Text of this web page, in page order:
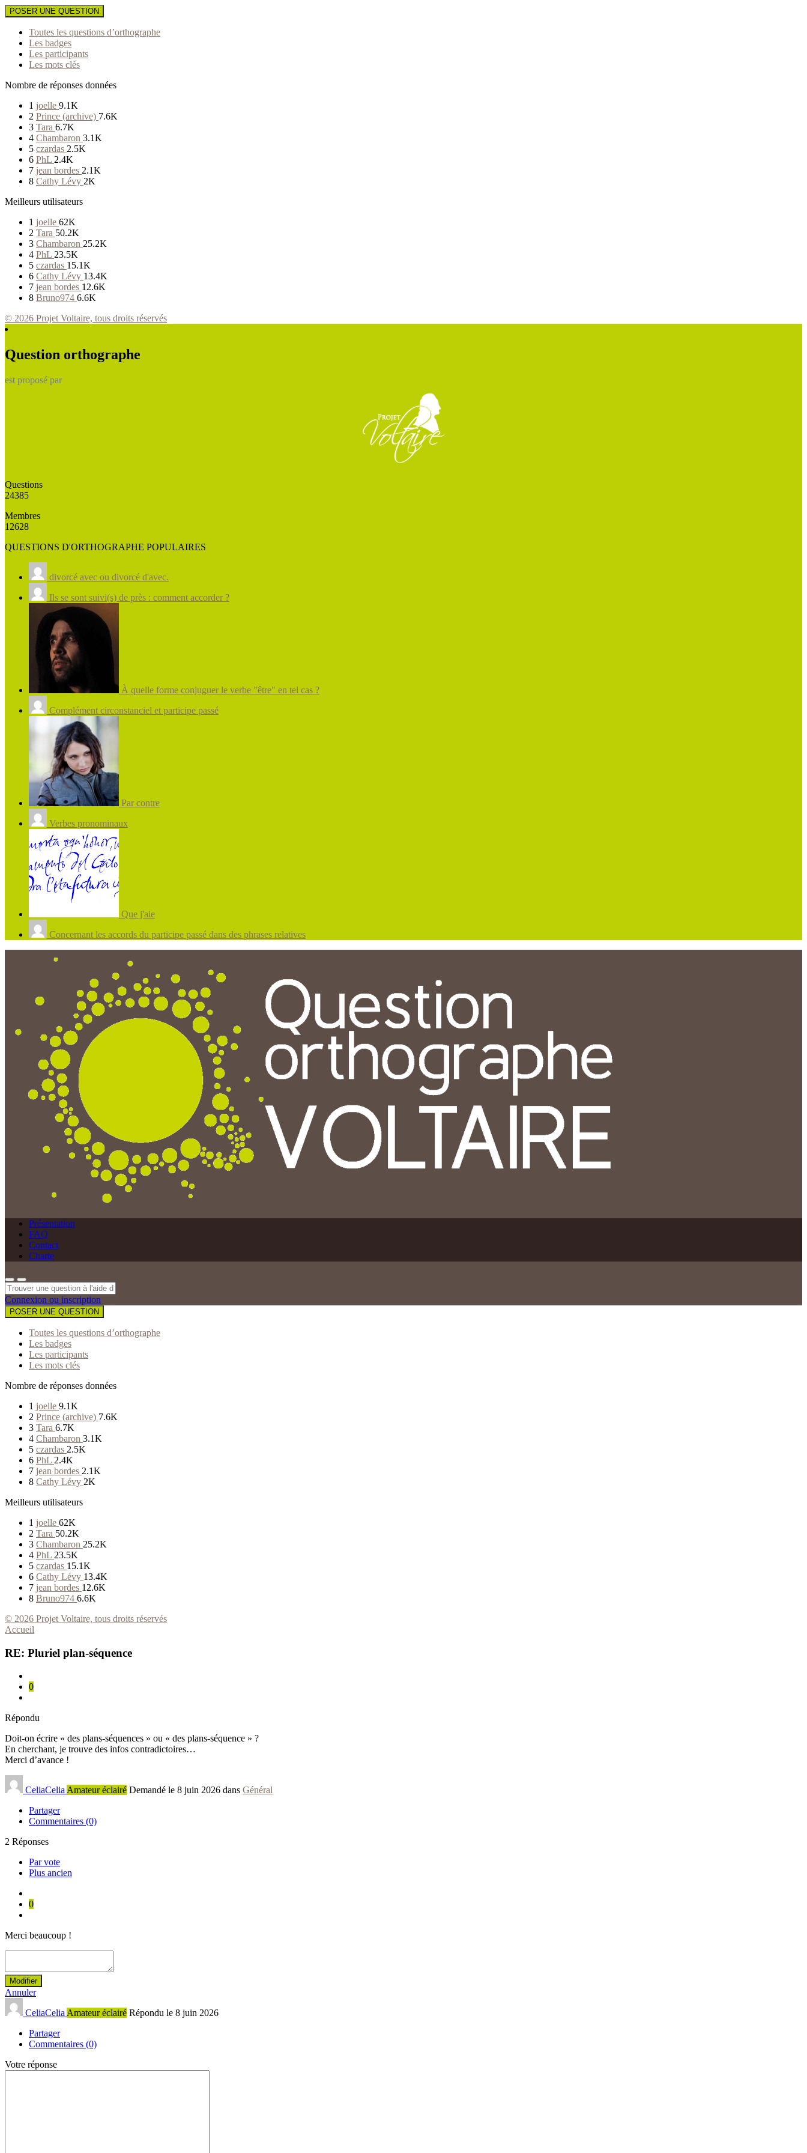
POSER UNE QUESTION
Toutes les questions d’orthographe
Les badges
Les participants
Les mots clés
Nombre de réponses données
1 joelle 9.1K
2 Prince (archive) 7.6K
3 Tara 6.7K
4 Chambaron 3.1K
5 czardas 2.5K
6 PhL 2.4K
7 jean bordes 2.1K
8 Cathy Lévy 2K
Meilleurs utilisateurs
1 joelle 62K
2 Tara 50.2K
3 Chambaron 25.2K
4 PhL 23.5K
5 czardas 15.1K
6 Cathy Lévy 13.4K
7 jean bordes 12.6K
8 Bruno974 6.6K
© 2026 Projet Voltaire, tous droits réservés
Question orthographe
est proposé par
Questions
24385
Membres
12628
QUESTIONS D'ORTHOGRAPHE POPULAIRES
divorcé avec ou divorcé d'avec.
Ils se sont suivi(s) de près : comment accorder ?
À quelle forme conjuguer le verbe "être" en tel cas ?
Complément circonstanciel et participe passé
Par contre
Verbes pronominaux
Que j'aie
Concernant les accords du participe passé dans des phrases relatives
Présentation
FAQ
Contact
Charte
Connexion ou inscription
POSER UNE QUESTION
Toutes les questions d’orthographe
Les badges
Les participants
Les mots clés
Nombre de réponses données
1 joelle 9.1K
2 Prince (archive) 7.6K
3 Tara 6.7K
4 Chambaron 3.1K
5 czardas 2.5K
6 PhL 2.4K
7 jean bordes 2.1K
8 Cathy Lévy 2K
Meilleurs utilisateurs
1 joelle 62K
2 Tara 50.2K
3 Chambaron 25.2K
4 PhL 23.5K
5 czardas 15.1K
6 Cathy Lévy 13.4K
7 jean bordes 12.6K
8 Bruno974 6.6K
© 2026 Projet Voltaire, tous droits réservés
Accueil
RE: Pluriel plan-séquence
0
Répondu
Doit-on écrire « des plans-séquences » ou « des plans-séquence » ?
En cherchant, je trouve des infos contradictoires…
Merci d’avance !
CeliaCelia Amateur éclairé Demandé le 8 juin 2026 dans Général
Partager
Commentaires (0)
2 Réponses
Par vote
Plus ancien
0
Merci beaucoup !
Modifier
Annuler
CeliaCelia Amateur éclairé Répondu le 8 juin 2026
Partager
Commentaires (0)
Votre réponse